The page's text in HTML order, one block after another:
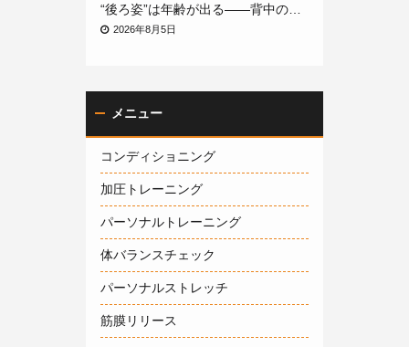
2026年8月5日
メニュー
コンディショニング
加圧トレーニング
パーソナルトレーニング
体バランスチェック
パーソナルストレッチ
筋膜リリース